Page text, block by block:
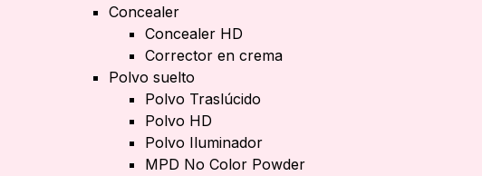
Concealer
Concealer HD
Corrector en crema
Polvo suelto
Polvo Traslúcido
Polvo HD
Polvo Iluminador
MPD No Color Powder